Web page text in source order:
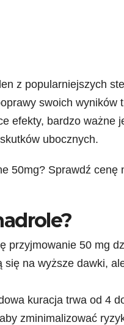
z popularniejszych
swoich
efekty, bardzo ważne
ubocznych.
50mg? Sprawdź
przyjmowanie 50 mg
się na wyższe dawki,
kuracja trwa od 4
zminimalizować